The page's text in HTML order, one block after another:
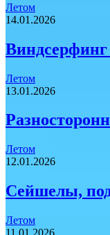
Летом
14.01.2026
Летом
13.01.2026
Летом
12.01.2026
Сейшелы,
Летом